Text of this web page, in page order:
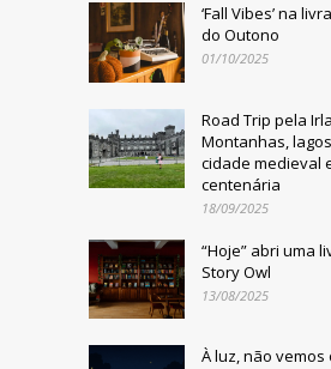
‘Fall Vibes’ na
do Outono
01/10/2025
Road Trip pela
Montanhas,
cidade medieval
centenária
18/09/2025
“Hoje” abri uma
Story Owl
13/08/2025
À luz, não